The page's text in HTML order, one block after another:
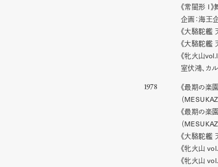
《常闇形 I
企画：海王
《大駱駝艦
《大駱駝艦
《牝火山
室伏鴻、カ
1978 《最期の楽園
（
《最期の楽
（
《大駱駝艦
《牝火山
《牝火山